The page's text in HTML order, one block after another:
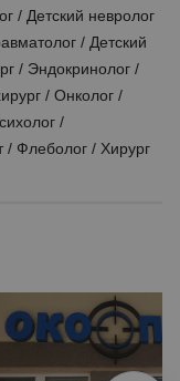
/ Детский невролог
/ Детский
/ Эндокринолог /
/ Онколог /
/
/ Флеболог / Хирург